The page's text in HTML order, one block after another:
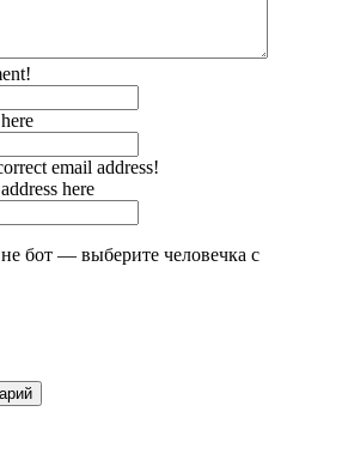
email address!
here
бот — выберите человечка с